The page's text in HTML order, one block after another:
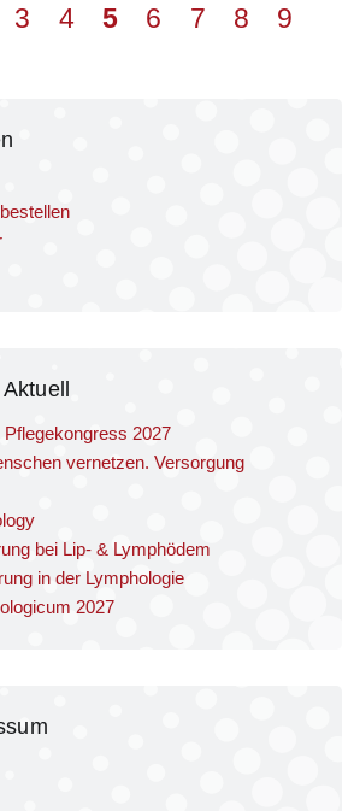
3 4 5 6 7 8
9
2027
vernetzen. Versorgung
bei Lip- & Lymphödem
in der Lymphologie
2027